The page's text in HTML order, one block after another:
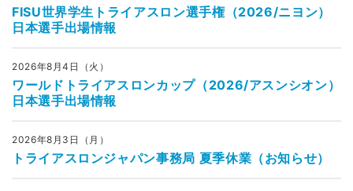
FISU世界学生トライアスロン選手権（2026/ニヨン）
日本選手出場情報
2026年8月4日（火）
ワールドトライアスロンカップ（2026/アスンシオン）
日本選手出場情報
2026年8月3日（月）
トライアスロンジャパン事務局 夏季休業（お知らせ）